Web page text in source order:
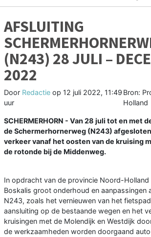
AFSLUITING
(N243) 28 JULI –
2022
Door Redactie op 12 juli 2022, 11:49
uur
Bron:
Holland
SCHERMERHORN - Van 28 juli tot en met
de Schermerhornerweg (N243)
verkeer vanaf het oosten van de kruising
de rotonde bij de Middenweg.
In opdracht van de provincie Noord-Holland
Boskalis groot onderhoud en aanpassingen
N243, zoals het vernieuwen van het
aansluiting op de bestaande wegen en het
kruisingen met de Molendijk en Westdijk
de werkzaamheden worden doorgaand